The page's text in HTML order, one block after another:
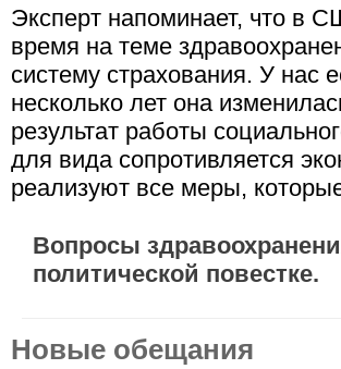
Эксперт напоминает, что в
время на теме
систему страхования. У нас
несколько лет она
результат работы
для вида сопротивляется
реализуют все меры,
Вопросы
политической повестке.
Новые обещания